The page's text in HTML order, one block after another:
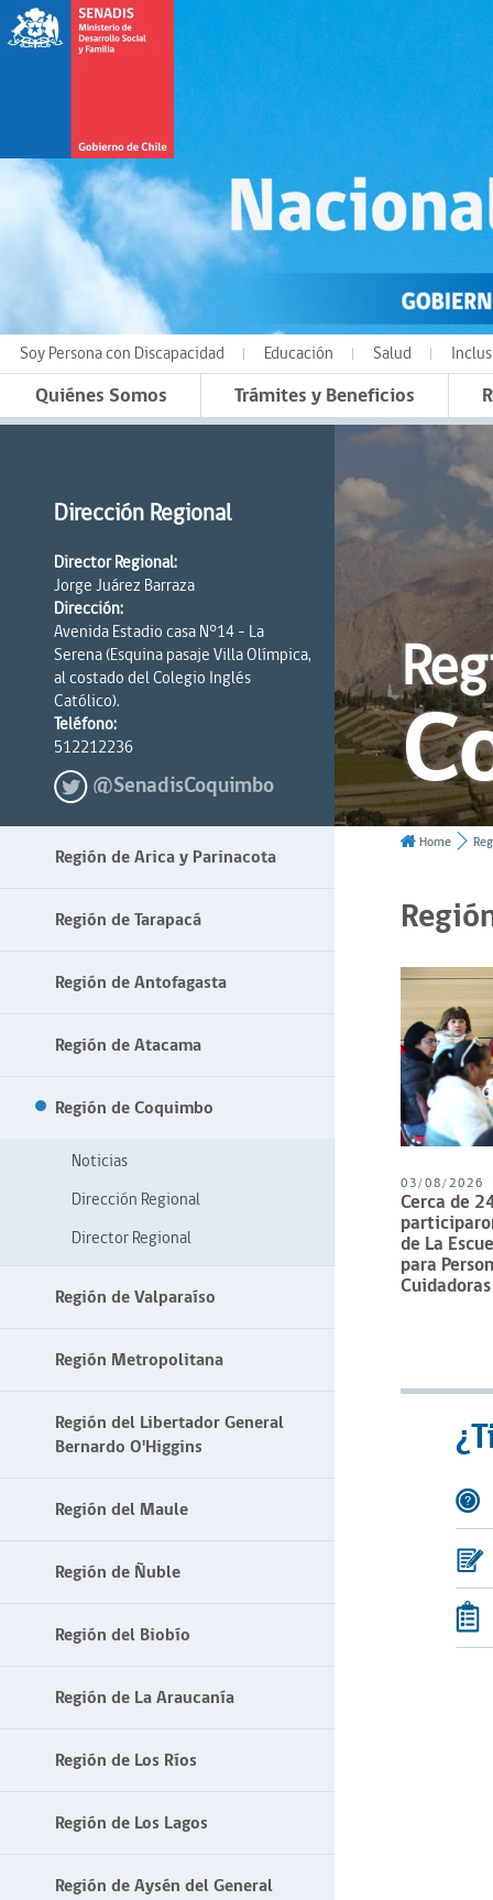
Soy Persona con Discapacidad Educación Salud
Quiénes Somos Trámites y Beneficios
Dirección Regional
Director Regional:
Jorge Juárez Barraza
Dirección:
Avenida Estadio casa N°14 - La
Serena (Esquina pasaje Villa Olímpica,
al costado del Colegio Inglés
Católico).
Teléfono:
512212236
@SenadisCoquimbo
Región de Arica y Parinacota
Región de Tarapacá
Región de Antofagasta
Región de Atacama
Región de Coquimbo
Noticias
Dirección Regional
Director Regional
Región de Valparaíso
Región Metropolitana
Región del Libertador General
Bernardo O'Higgins
Región del Maule
Región de Ñuble
Región del Biobío
Región de La Araucanía
Región de Los Ríos
Región de Los Lagos
Región de Aysén del General
Home
03/08/2026
Cerca de
de La
para
Cuidadoras